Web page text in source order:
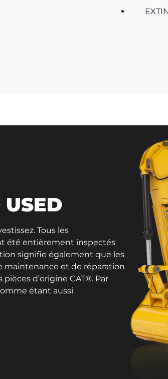
Tous les
été entièrement inspectés
signifie également que les
maintenance et de réparation
d’origine CAT®. Par
étant aussi